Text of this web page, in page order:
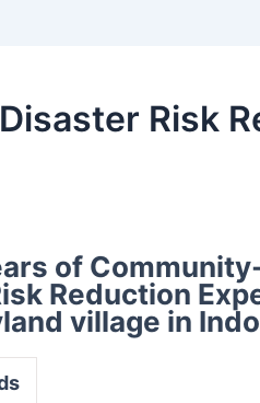
Risk
of
Reduction
village in